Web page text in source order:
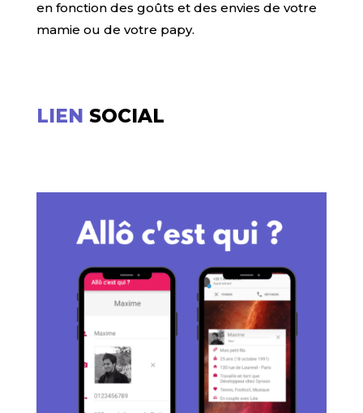
en fonction des goûts et des envies de votre
mamie ou de votre papy.
LIEN SOCIAL